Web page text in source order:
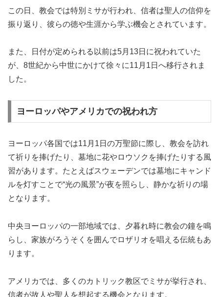
この日、教会では特別ミサが行われ、信者は聖人の信仰を
振り返り、彼らの徳や生涯から学ぶ機会とされています。
また、日付が定められる以前は5月13日に祝われていた
が、8世紀から中世にかけて徐々に11月1日へ移行されま
した。
ヨーロッパやアメリカでの祝われ方
ヨーロッパ各国では11月1日の万聖節に際し、教会を訪れ
て祈りを捧げたり、墓地に花やロウソクを捧げたりする風
習があります。たとえばスウェーデンでは墓地にキャンド
ルを灯すことで“光の風景”が夜を照らし、静かな祈りの場
となります。
中央ヨーロッパの一部地域では、夕暮れ時に教会の鐘を鳴
らし、家族がろうそくを囲んでロザリオを唱える伝統もあ
ります。
アメリカでは、多くのカトリック教区でミサが挙行され、
信者が故人や聖人を想起する機会となります。